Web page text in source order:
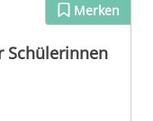
Merken
Schü­ler­in­nen